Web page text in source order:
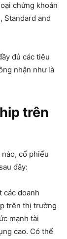
chứng khoán
Standard and
đủ các tiêu
nhận như là
trên
cổ phiếu
đây:
các doanh
trên thị trường
mạnh tài
cao. Có thể